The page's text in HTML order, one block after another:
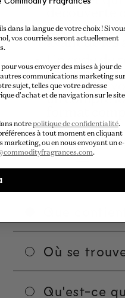
découverte
Cartes
avant de les
Un code
payé pour
un compte
format
La liste complète
consultéeici.
Que
Où se
Qu'est-ce
dans la langue de votre choix ! Si
vos courriels seront actuellement
vous envoyer des mises à jour de
communications marketing sur
sujet, telles que votre adresse
d'achat et de navigation sur le site
notrepolitique de confidentialité.
à tout moment en cliquant
marketing, ou en nous envoyant un e-
.